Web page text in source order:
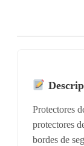
Protectores
protectores
bordes de